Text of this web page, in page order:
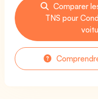
Comparer
TNS pour